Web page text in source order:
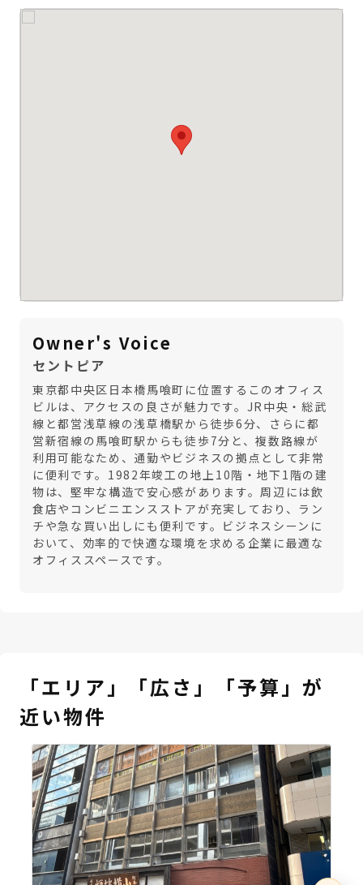
Owner's Voice
セントピア
東京都中央区日本橋馬喰町に位置するこのオフィス
ビルは、アクセスの良さが魅力です。JR中央・総武
線と都営浅草線の浅草橋駅から徒歩6分、さらに都
営新宿線の馬喰町駅からも徒歩7分と、複数路線が
利用可能なため、通勤やビジネスの拠点として非常
に便利です。1982年竣工の地上10階・地下1階の建
物は、堅牢な構造で安心感があります。周辺には飲
食店やコンビニエンスストアが充実しており、ラン
チや急な買い出しにも便利です。ビジネスシーンに
おいて、効率的で快適な環境を求める企業に最適な
オフィススペースです。
「エリア」「広さ」「予算」が
近い物件